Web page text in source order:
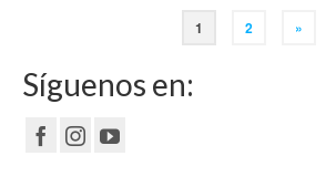
1 2 »
Síguenos en: